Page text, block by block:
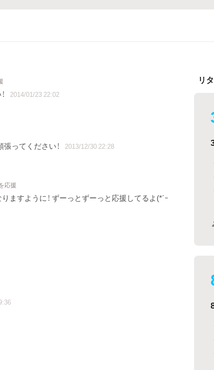
2014/01/23 22:02
ってください！ 2013/12/30 22:28
応援
ますように！ ずーっとずーっと応援してるよ(*´ｰ
リ